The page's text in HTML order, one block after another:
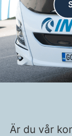
Är du vår